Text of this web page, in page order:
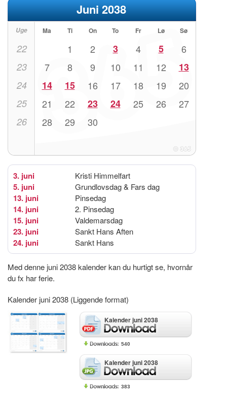
Juni 2038
Uge Ma Ti On To Fr Lø Sø
22 1 2 3 4 5 6
23 7 8 9 10 11 12 13
24 14 15 16 17 18 19 20
25 21 22 23 24 25 26 27
26 28 29 30
3. juni Kristi Himmelfart
5. juni Grundlovsdag & Fars dag
13. juni Pinsedag
14. juni 2. Pinsedag
15. juni Valdemarsdag
23. juni Sankt Hans Aften
24. juni Sankt Hans
Med denne juni 2038 kalender kan du hurtigt se, hvornår
du fx har ferie.
Kalender juni 2038 (Liggende format)
Kalender juni 2038
540
Kalender juni 2038
383